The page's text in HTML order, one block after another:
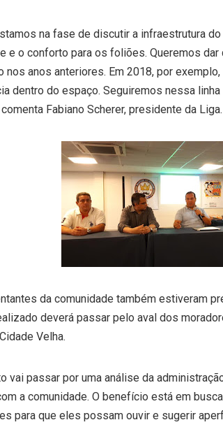
na fase de discutir a infraestrutura
e o conforto para os foliões. Queremos dar
nos anos anteriores. Em 2018, por
dentro do espaço. Seguiremos nessa
comenta Fabiano Scherer, presidente da Liga.
da comunidade também estiveram
deverá passar pelo aval dos
Velha.
vai passar por uma análise da
a comunidade. O benefício está em
para que eles possam ouvir e sugerir